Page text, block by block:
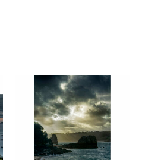
Plage
de
prix :
350€
à
500€